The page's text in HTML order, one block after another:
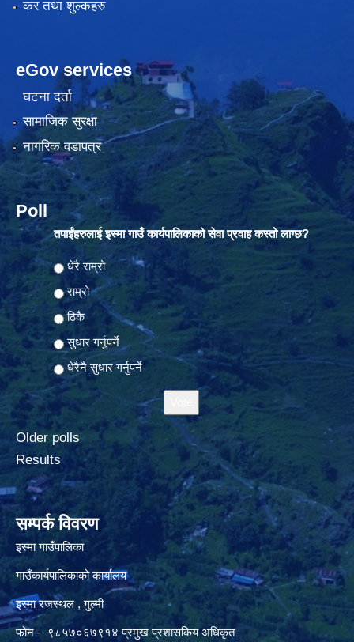
कर तथा शुल्कहरु
eGov services
घटना दर्ता
सामाजिक सुरक्षा
नागरिक वडापत्र
Poll
तपाईंहरुलाई इस्मा गाउँ कार्यपालिकाको सेवा प्रवाह कस्तो लाग्छ?
Choices
धेरै राम्रो
राम्रो
ठिकै
सुधार गर्नुपर्ने
धेरैनै सुधार गर्नुपर्ने
Older polls
Results
सम्पर्क विवरण
इस्मा गाउँपालिका
गाउँकार्यपालिकाको कार्यालय
इस्मा रजस्थल , गुल्मी
फोन - ९८५७०६७९१४ प्रमुख प्रशासकिय अधिकृत